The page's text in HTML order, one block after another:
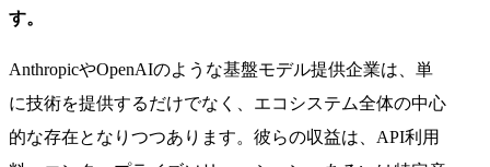
す。
AnthropicやOpenAIのような基盤モデル提供企業は、単
に技術を提供するだけでなく、エコシステム全体の中心
的な存在となりつつあります。彼らの収益は、API利用